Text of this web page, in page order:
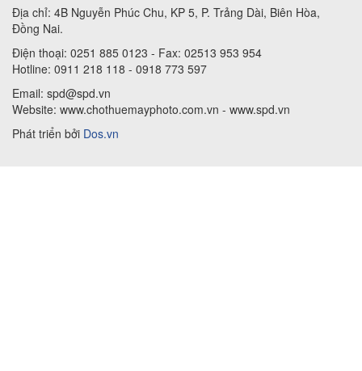
Địa chỉ: 4B Nguyễn Phúc Chu, KP 5, P. Trảng Dài, Biên Hòa,
Đồng Nai.
Điện thoại: 0251 885 0123 - Fax: 02513 953 954
Hotline: 0911 218 118 - 0918 773 597
Email: spd@spd.vn
Website: www.chothuemayphoto.com.vn - www.spd.vn
Phát triển bởi Dos.vn